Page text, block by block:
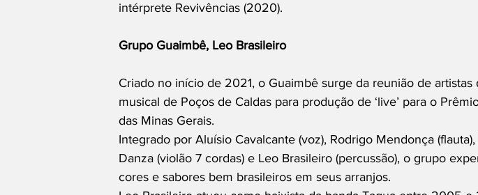
intérprete Revivências (2020).
Grupo Guaimbê, Leo Brasileiro
Criado no início de 2021, o Guaimbê surge da reunião de artistas
musical de Poços de Caldas para produção de ‘live’ para o
das Minas Gerais.
Integrado por Aluísio Cavalcante (voz), Rodrigo Mendonça
Danza (violão 7 cordas) e Leo Brasileiro (percussão), o grupo
cores e sabores bem brasileiros em seus arranjos.